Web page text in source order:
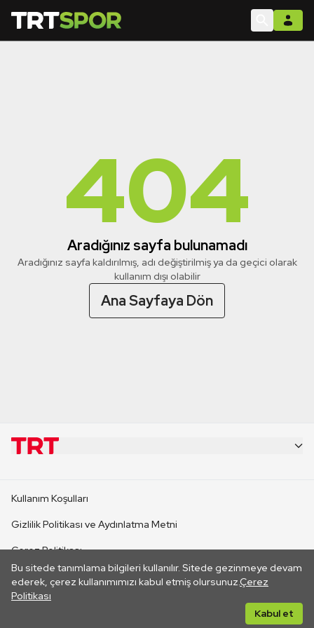
404
Aradığınız sayfa bulunamadı
Aradığınız sayfa kaldırılmış, adı değiştirilmiş ya da geçici olarak
kullanım dışı olabilir
Ana Sayfaya Dön
Bu sitede tanımlama bilgileri kullanılır. Sitede gezinmeye devam
ederek, çerez kullanımımızı kabul etmiş olursunuz.Çerez
Politikası
Kabul et
CANLI YAYINLAR
Kullanım Koşulları
Gizlilik Politikası ve Aydınlatma Metni
Çerez Politikası
İletişim
Her hakkı saklıdır. ©2026 TRT. Bağlantı yoluyla gidilen dış